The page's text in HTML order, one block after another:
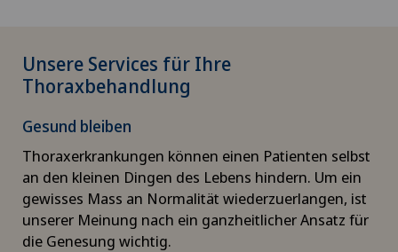
Bandscheibe
Bandscheibenvorfall Brustwirbelsäule
Bandscheibenvorfall Halswirbelsäule –
Zervikale Diskushernie
Unsere Services für Ihre
Thoraxbehandlung
Gesund bleiben
Thoraxerkrankungen können einen Patienten selbst
an den kleinen Dingen des Lebens hindern. Um ein
gewisses Mass an Normalität wiederzuerlangen, ist
unserer Meinung nach ein ganzheitlicher Ansatz für
die Genesung wichtig.